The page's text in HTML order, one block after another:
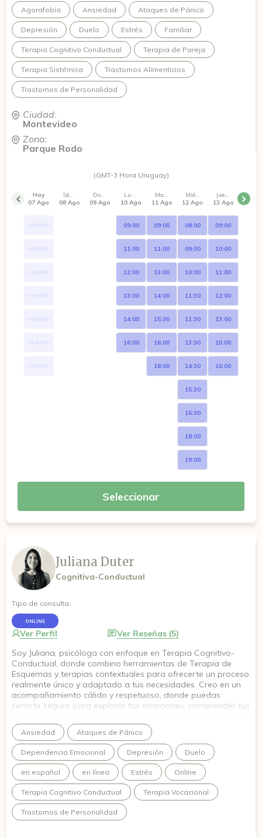
Agorafobia Ansiedad Ataques de Pánico
Depresión Duelo Estrés Familiar
Terapia Cognitivo Conductual Terapia de Pareja
Terapia Sistémica Trastornos Alimenticios
Trastornos de Personalidad
Ciudad:
Montevideo
Zona:
Parque Rodo
(GMT-3 Hora Uruguay)
Hoy
07 Ago
Sábado
08 Ago
Domingo
09 Ago
Lunes
10 Ago
09:00
11:00
12:00
13:00
14:00
16:00
Martes
11 Ago
09:00
11:00
13:00
14:00
15:00
16:00
18:00
Miércoles
12 Ago
08:00
09:00
10:00
11:30
12:30
13:30
14:30
15:30
16:30
18:00
19:00
Jueves
13 Ago
09:00
10:00
11:00
12:00
13:00
15:00
16:00
Seleccionar
Juliana Duter
Cognitiva-Conductual
Tipo de consulta:
ONLINE
Ver Perfil
Ver Reseñas (5)
Soy Juliana, psicóloga con enfoque en Terapia Cognitivo-
Conductual, donde combino herramientas de Terapia de
Esquemas y terapias contextuales para ofrecerte un proceso
realmente único y adaptado a tus necesidades. Creo en un
acompañamiento cálido y respetuoso, donde puedas
sentirte seguro para explorar tus emociones, comprender tus
en tu día a día. Mi propósito es que juntos podamos construir
el cambio que estás buscando y que te sientas acompañado
en cada paso del camino. Te espero para comenzar este
proceso, a tu ritmo y en tu tiempo.
Ansiedad Ataques de Pánico
Dependencia Emocional Depresión Duelo
en español en línea Estrés Online
Terapia Cognitivo Conductual Terapia Vocacional
Trastornos de Personalidad